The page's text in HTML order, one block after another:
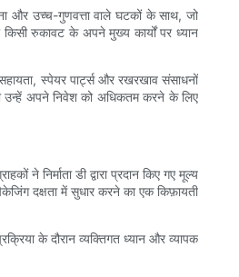
और उच्च-गुणवत्ता वाले घटकों के साथ, जो
रुकावट के अपने मुख्य कार्यों पर ध्यान
स्पेयर पार्ट्स और रखरखाव संसाधनों
उन्हें अपने निवेश को अधिकतम करने के लिए
निर्माता डी द्वारा प्रदान किए गए मूल्य
दक्षता में सुधार करने का एक किफ़ायती
के दौरान व्यक्तिगत ध्यान और व्यापक